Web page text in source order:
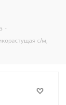
-
с/м,